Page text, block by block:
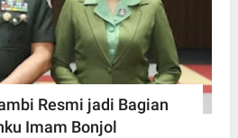
Resmi jadi Bagian
Imam Bonjol